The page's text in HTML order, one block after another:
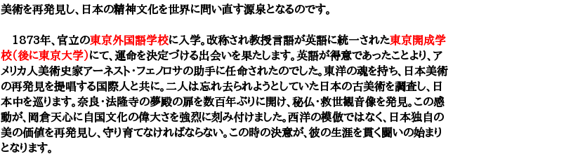
美術を再発見し、日本の精神文化を世界に問い直す源泉となるのです。
1873年、官立の東京外国語学校に入学。改称され教授言語が英語に統一された東京開成学
校（後に東京大学）にて、運命を決定づける出会いを果たします。英語が得意であったことより、ア
メリカ人美術史家アーネスト・フェノロサの助手に任命されたのでした。東洋の魂を持ち、日本美術
の再発見を提唱する国際人と共に。二人は忘れ去られようとしていた日本の古美術を調査し、日
本中を巡ります。奈良・法隆寺の夢殿の扉を数百年ぶりに開け、秘仏・救世観音像を発見。この感
動が、 岡倉天心に自国文化の偉大さを強烈に刻み付けました。西洋の模倣ではなく、日本独自の
美の価値を再発見し、守り育てなければならない。この時の決意が、彼の生涯を貫く闘いの始まり
となります。